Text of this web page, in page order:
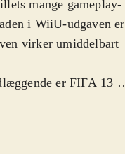
mange gameplay-
i WiiU-udgaven er
virker umiddelbart
er FIFA 13 et
grafikken er